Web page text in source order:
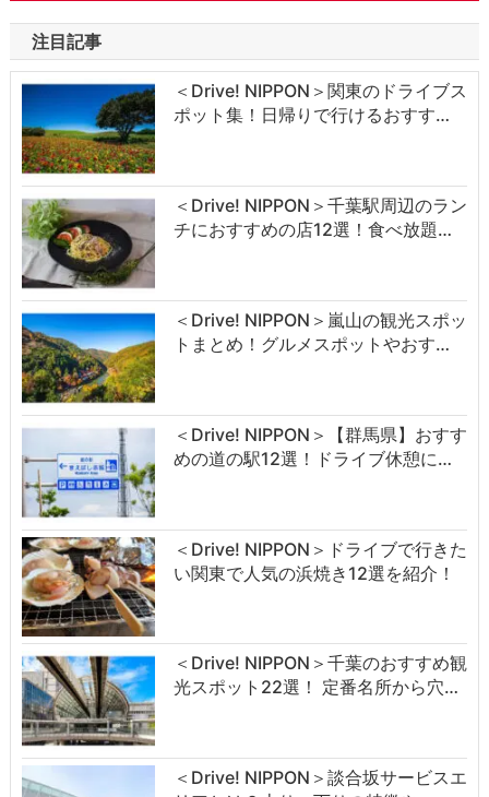
注目記事
＜Drive! NIPPON＞関東のドライブス
ポット集！日帰りで行けるおすす…
＜Drive! NIPPON＞千葉駅周辺のラン
チにおすすめの店12選！食べ放題…
＜Drive! NIPPON＞嵐山の観光スポッ
トまとめ！グルメスポットやおす…
＜Drive! NIPPON＞【群馬県】おすす
めの道の駅12選！ドライブ休憩に…
＜Drive! NIPPON＞ドライブで行きた
い関東で人気の浜焼き12選を紹介！
＜Drive! NIPPON＞千葉のおすすめ観
光スポット22選！ 定番名所から穴…
＜Drive! NIPPON＞談合坂サービスエ